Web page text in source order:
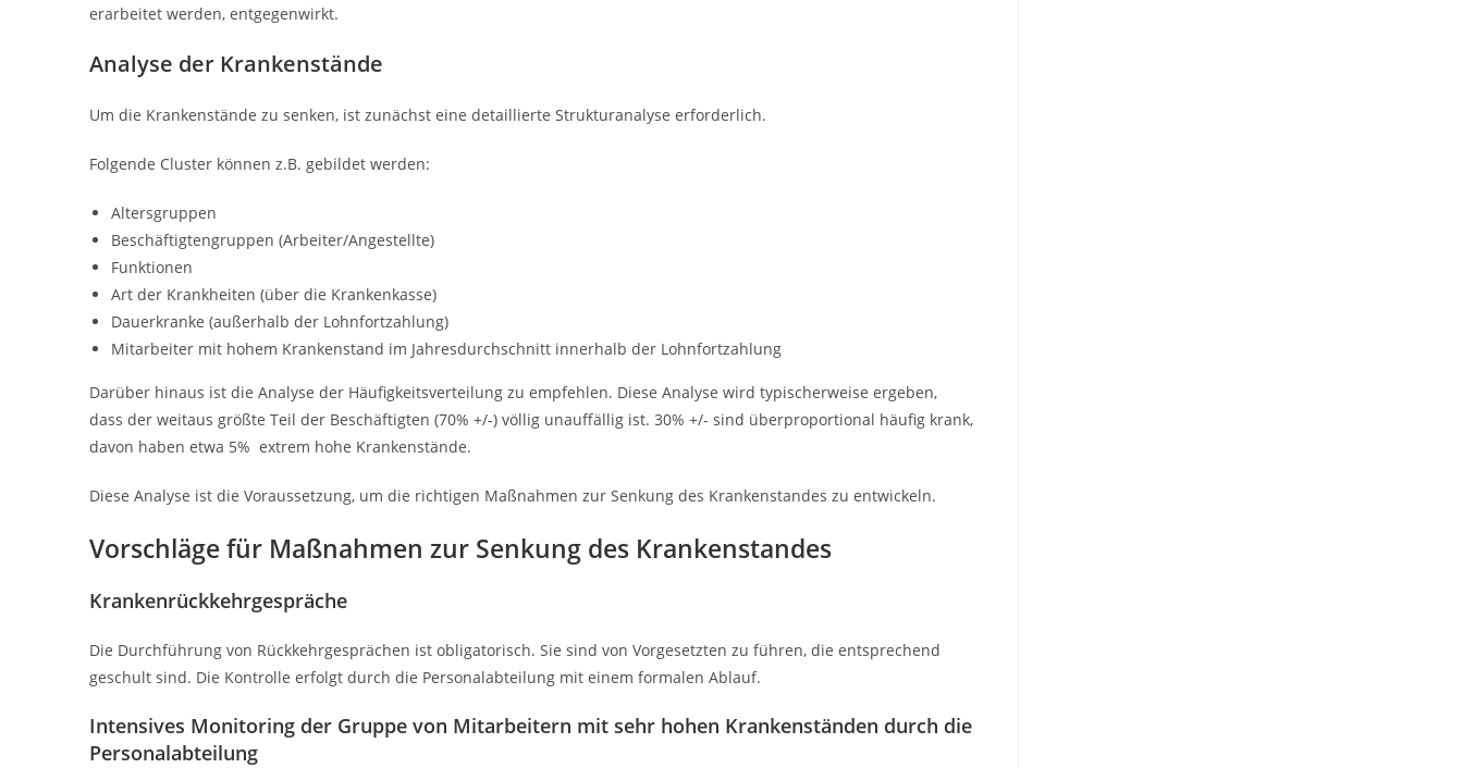
erarbeitet werden, entgegenwirkt.
Analyse der Krankenstände
Um die Krankenstände zu senken, ist zunächst eine detaillierte Strukturanalyse erforderlich.
Folgende Cluster können z.B. gebildet werden:
Altersgruppen
Beschäftigtengruppen (Arbeiter/Angestellte)
Funktionen
Art der Krankheiten (über die Krankenkasse)
Dauerkranke (außerhalb der Lohnfortzahlung)
Mitarbeiter mit hohem Krankenstand im Jahresdurchschnitt innerhalb der Lohnfortzahlung
Darüber hinaus ist die Analyse der Häufigkeitsverteilung zu empfehlen. Diese Analyse wird typischerweise ergeben,
dass der weitaus größte Teil der Beschäftigten (70% +/-) völlig unauffällig ist. 30% +/- sind überproportional häufig krank,
davon haben etwa 5% extrem hohe Krankenstände.
Diese Analyse ist die Voraussetzung, um die richtigen Maßnahmen zur Senkung des Krankenstandes zu entwickeln.
Vorschläge für Maßnahmen zur Senkung des Krankenstandes
Krankenrückkehrgespräche
Die Durchführung von Rückkehrgesprächen ist obligatorisch. Sie sind von Vorgesetzten zu führen, die entsprechend
geschult sind. Die Kontrolle erfolgt durch die Personalabteilung mit einem formalen Ablauf.
Intensives Monitoring der Gruppe von Mitarbeitern mit sehr hohen Krankenständen durch die
Personalabteilung